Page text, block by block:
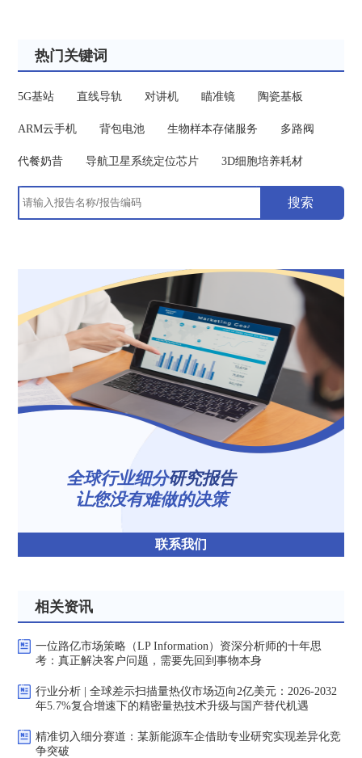
热门关键词
5G基站 直线导轨 对讲机 瞄准镜 陶瓷基板
ARM云手机 背包电池 生物样本存储服务 多路阀
代餐奶昔 导航卫星系统定位芯片 3D细胞培养耗材
搜索
联系我们
全球行业细分研究报告
让您没有难做的决策
相关资讯
一位路亿市场策略（LP Information）资深分析师的十年思
考：真正解决客户问题，需要先回到事物本身
行业分析 | 全球差示扫描量热仪市场迈向2亿美元：2026-2032
年5.7%复合增速下的精密量热技术升级与国产替代机遇
精准切入细分赛道：某新能源车企借助专业研究实现差异化竞
争突破